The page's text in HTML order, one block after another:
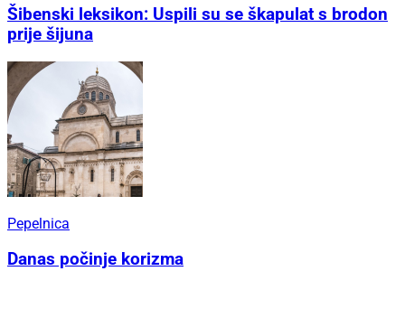
Šibenski leksikon: Uspili su se škapulat s brodon
prije šijuna
Pepelnica
Danas počinje korizma